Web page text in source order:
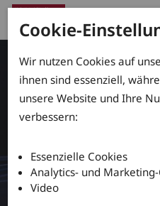
Cookie-
Wir nutzen Cookies auf
ihnen sind essenziell,
unsere Website und Ihre
verbessern:
Essenzielle Cookies
Analytics- und
Video